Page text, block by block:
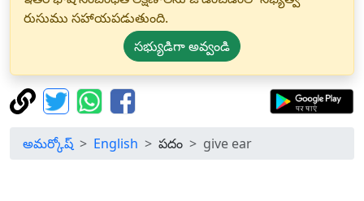
రుసుము సహాయపడుతుంది.
సభ్యుడిగా అవ్వండి
అమర్కోష్ English పదం give ear